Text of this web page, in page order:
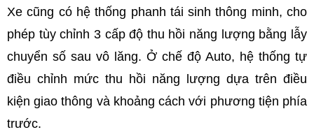
Xe cũng có hệ thống phanh tái sinh thông minh, cho
phép tùy chỉnh 3 cấp độ thu hồi năng lượng bằng lẫy
chuyển số sau vô lăng. Ở chế độ Auto, hệ thống tự
điều chỉnh mức thu hồi năng lượng dựa trên điều
kiện giao thông và khoảng cách với phương tiện phía
trước.